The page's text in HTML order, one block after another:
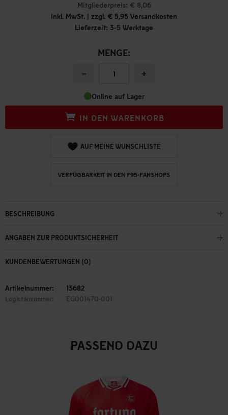
Mitgliederpreis: € 8,06
inkl. MwSt. | zzgl. € 5,95 Versandkosten
Lieferzeit: 3-5 Werktage
MENGE:
− +
Online auf Lager
IN DEN WARENKORB
AUF MEINE WUNSCHLISTE
VERFÜGBARKEIT IN DEN F95-FANSHOPS
BESCHREIBUNG
ANGABEN ZUR PRODUKTSICHERHEIT
KUNDENBEWERTUNGEN (0)
Artikelnummer: 13682
Logistiknummer: EG001470-001
PASSEND DAZU